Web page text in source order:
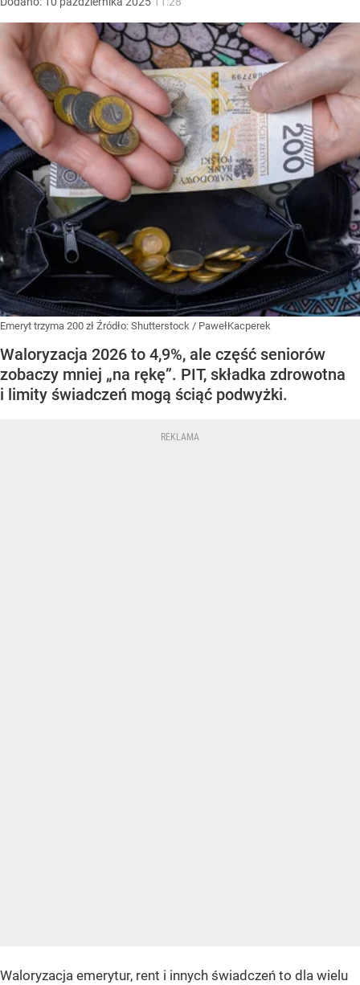
Emeryt trzyma 200 zł Źródło: Shutterstock / PawełKacperek
Waloryzacja 2026 to 4,9%, ale część seniorów
zobaczy mniej „na rękę”. PIT, składka zdrowotna
i limity świadczeń mogą ściąć podwyżki.
Waloryzacja emerytur, rent i innych świadczeń to dla wielu